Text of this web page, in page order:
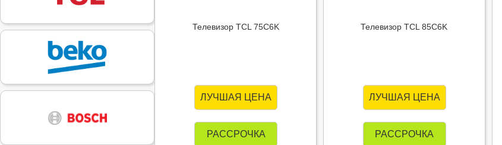
Телевизор TCL 75C6K
ЛУЧШАЯ ЦЕНА
РАССРОЧКА
Телевизор TCL 85C6K
ЛУЧШАЯ ЦЕНА
РАССРОЧКА